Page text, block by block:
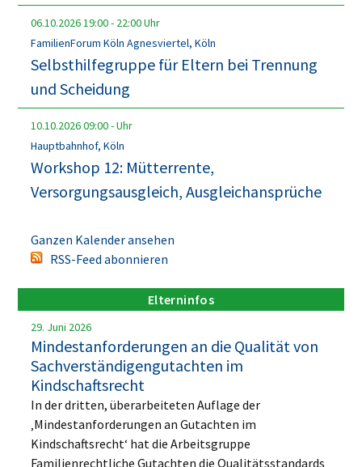
06.10.202619:00- 22:00Uhr
FamilienForum Köln Agnesviertel, Köln
Selbsthilfegruppe für Eltern bei Trennung
und Scheidung
10.10.202609:00-Uhr
Hauptbahnhof, Köln
Workshop 12: Mütterrente,
Versorgungsausgleich, Ausgleichansprüche
Ganzen Kalender ansehen
RSS-Feed abonnieren
Elterninfos
29. Juni 2026
Mindestanforderungen an die Qualität von
Sachverständigengutachten im
Kindschaftsrecht
In der dritten, überarbeiteten Auflage der
‚Mindestanforderungen an Gutachten im
Kindschaftsrecht‘ hat die Arbeitsgruppe
Familienrechtliche Gutachten die Qualitätsstandards